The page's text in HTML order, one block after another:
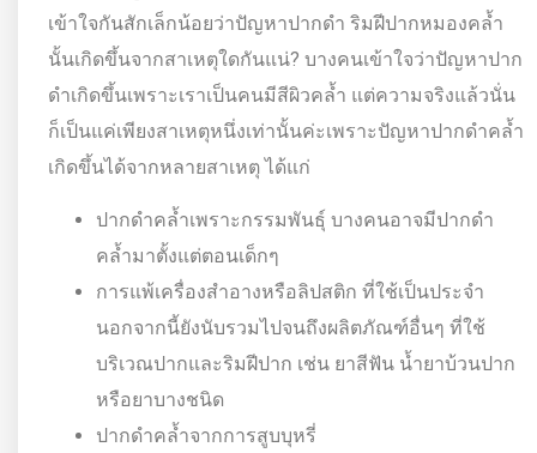
เข้าใจกันสักเล็กน้อยว่าปัญหาปากดำ ริมฝีปากหมองคล้ำ
นั้นเกิดขึ้นจากสาเหตุใดกันแน่? บางคนเข้าใจว่าปัญหาปาก
ดำเกิดขึ้นเพราะเราเป็นคนมีสีผิวคล้ำ แต่ความจริงแล้วนั่น
ก็เป็นแค่เพียงสาเหตุหนึ่งเท่านั้นค่ะเพราะปัญหาปากดำคล้ำ
เกิดขึ้นได้จากหลายสาเหตุ ได้แก่
ปากดำคล้ำเพราะกรรมพันธุ์ บางคนอาจมีปากดำ
คล้ำมาตั้งแต่ตอนเด็กๆ
การแพ้เครื่องสำอางหรือลิปสติก ที่ใช้เป็นประจำ
นอกจากนี้ยังนับรวมไปจนถึงผลิตภัณฑ์อื่นๆ ที่ใช้
บริเวณปากและริมฝีปาก เช่น ยาสีฟัน น้ำยาบ้วนปาก
หรือยาบางชนิด
ปากดำคล้ำจากการสูบบุหรี่